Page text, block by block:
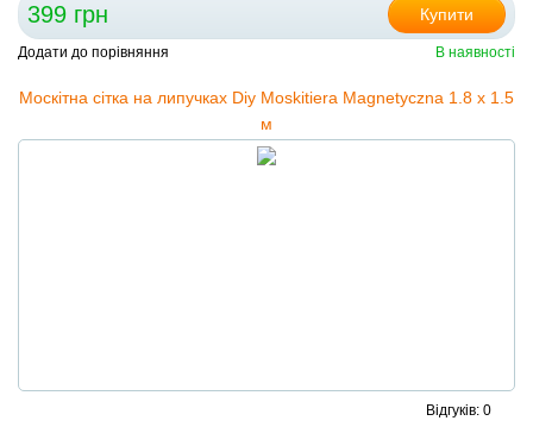
399 грн Купити
Додати до порівняння В наявності
Москітна сітка на липучках Diy Moskitiera Magnetyczna 1.8 х 1.5
м
Відгуків: 0